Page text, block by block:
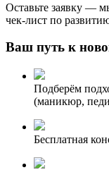
Оставьте заявку —
чек-лист по
Ваш путь к
Подберём
(маникюр,
Бесплатная